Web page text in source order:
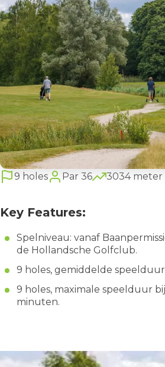
9 holes Par 36 3034 meter
Key Features:
Spelniveau: vanaf
de Hollandsche Golfclub.
9 holes, gemiddelde
9 holes, maximale speelduur
minuten.